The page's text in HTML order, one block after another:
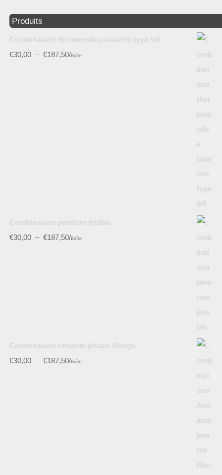
Produits
Combinaison thermocollee blanche type 5/6
€30,00 – €187,50/Boîte
Combinaison peinture jetable
€30,00 – €187,50/Boîte
Combinaison Amiante jetable Rouge
€30,00 – €187,50/Boîte